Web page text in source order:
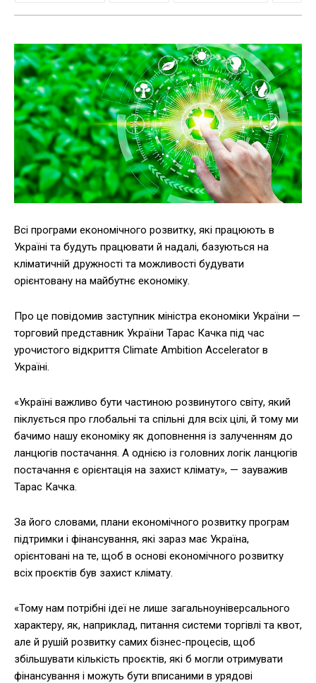
Всі програми економічного розвитку, які працюють в
Україні та будуть працювати й надалі, базуються на
кліматичній дружності та можливості будувати
орієнтовану на майбутнє економіку.
Про це повідомив заступник міністра економіки України —
торговий представник України Тарас Качка під час
урочистого відкриття Climate Ambition Accelerator в
Україні.
«Україні важливо бути частиною розвинутого світу, який
піклується про глобальні та спільні для всіх цілі, й тому ми
бачимо нашу економіку як доповнення із залученням до
ланцюгів постачання. А однією із головних логік ланцюгів
постачання є орієнтація на захист клімату», — зауважив
Тарас Качка.
За його словами, плани економічного розвитку програм
підтримки і фінансування, які зараз має Україна,
орієнтовані на те, щоб в основі економічного розвитку
всіх проєктів був захист клімату.
«Тому нам потрібні ідеї не лише загальноуніверсального
характеру, як, наприклад, питання системи торгівлі та квот,
але й рушій розвитку самих бізнес-процесів, щоб
збільшувати кількість проєктів, які б могли отримувати
фінансування і можуть бути вписаними в урядові